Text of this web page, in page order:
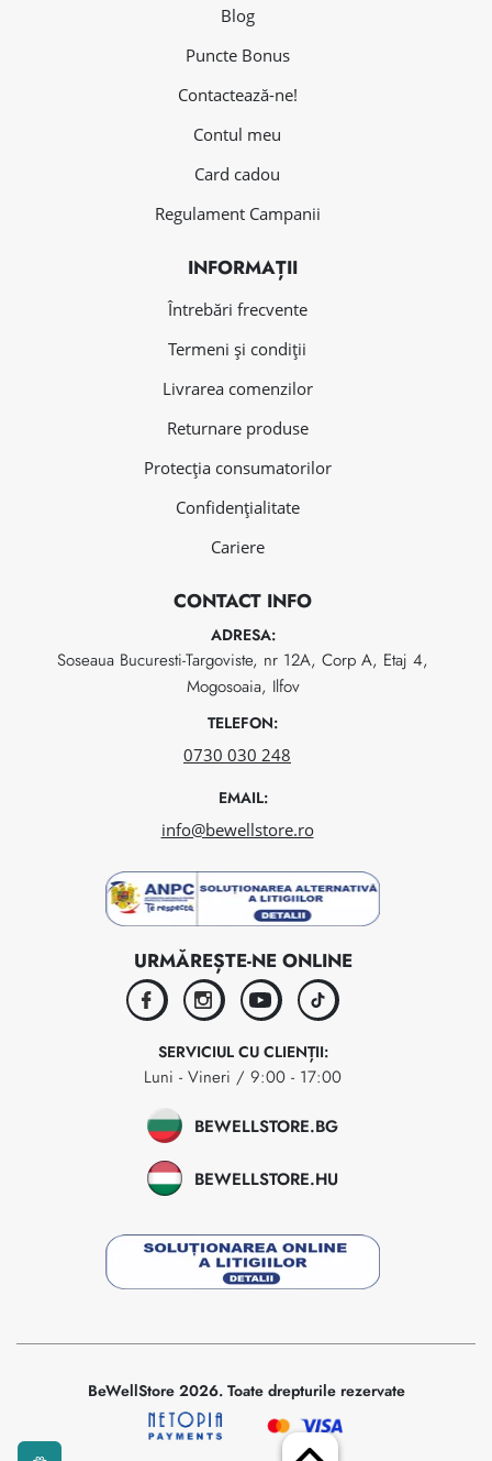
Blog
Puncte Bonus
Contactează-ne!
Contul meu
Card cadou
Regulament Campanii
INFORMAȚII
Întrebări frecvente
Termeni și condiții
Livrarea comenzilor
Returnare produse
Protecția consumatorilor
Confidențialitate
Cariere
CONTACT INFO
ADRESA:
Soseaua Bucuresti-Targoviste, nr 12A, Corp A, Etaj 4,
Mogosoaia, Ilfov
TELEFON:
0730 030 248
EMAIL:
info@bewellstore.ro
URMĂREȘTE-NE ONLINE
facebookinstagramyoutubetiktok
SERVICIUL CU CLIENȚII:
Luni - Vineri / 9:00 - 17:00
BEWELLSTORE.BG
BEWELLSTORE.HU
BeWellStore 2026. Toate drepturile rezervate